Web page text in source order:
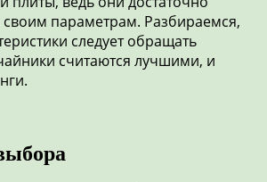
параметрам. Разбираемся,
следует обращать
считаются лучшими, и